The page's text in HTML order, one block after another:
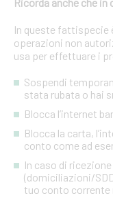
In queste fattispecie
operazioni non
usa per effettuare i
Sospendi
stata rubata o hai
Blocca l’internet
Blocca la carta,
conto come ad
In caso di
(domiciliazioni/
tuo conto corrente